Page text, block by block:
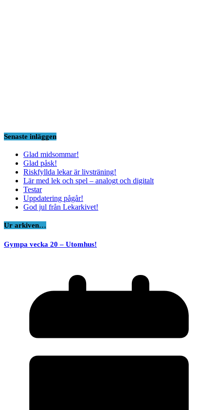
Senaste inläggen
Glad midsommar!
Glad påsk!
Riskfyllda lekar är livsträning!
Lär med lek och spel – analogt och digitalt
Testar
Uppdatering pågår!
God jul från Lekarkivet!
Ur arkiven…
Gympa vecka 20 – Utomhus!